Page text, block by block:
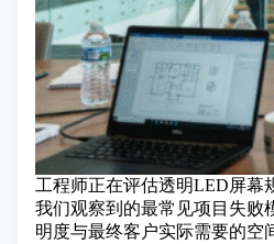
工程师正在评估透明LED屏幕
我们观察到的最常见项目失
明度与最终客户实际需要的空